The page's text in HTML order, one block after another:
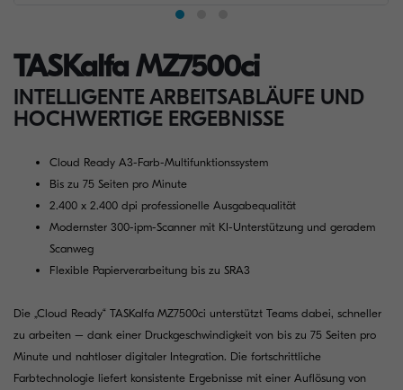
TASKalfa MZ7500ci
INTELLIGENTE ARBEITSABLÄUFE UND
HOCHWERTIGE ERGEBNISSE
Cloud Ready A3-Farb-Multifunktionssystem
Bis zu 75 Seiten pro Minute
2.400 x 2.400 dpi professionelle Ausgabequalität
Modernster 300-ipm-Scanner mit KI-Unterstützung und geradem
Scanweg
Flexible Papierverarbeitung bis zu SRA3
Die „Cloud Ready“ TASKalfa MZ7500ci unterstützt Teams dabei, schneller
zu arbeiten – dank einer Druckgeschwindigkeit von bis zu 75 Seiten pro
Minute und nahtloser digitaler Integration. Die fortschrittliche
Farbtechnologie liefert konsistente Ergebnisse mit einer Auflösung von